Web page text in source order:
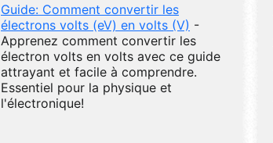
Guide: Comment convertir les
électrons volts (eV) en volts (V) -
Apprenez comment convertir les
électron volts en volts avec ce guide
attrayant et facile à comprendre.
Essentiel pour la physique et
l'électronique!